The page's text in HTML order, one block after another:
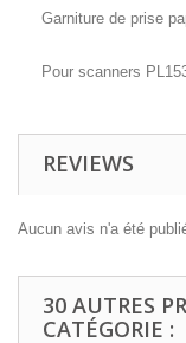
Garniture de prise
Pour scanners
REVIEWS
Aucun avis n'a été
30 AUTRES
CATÉGORIE :